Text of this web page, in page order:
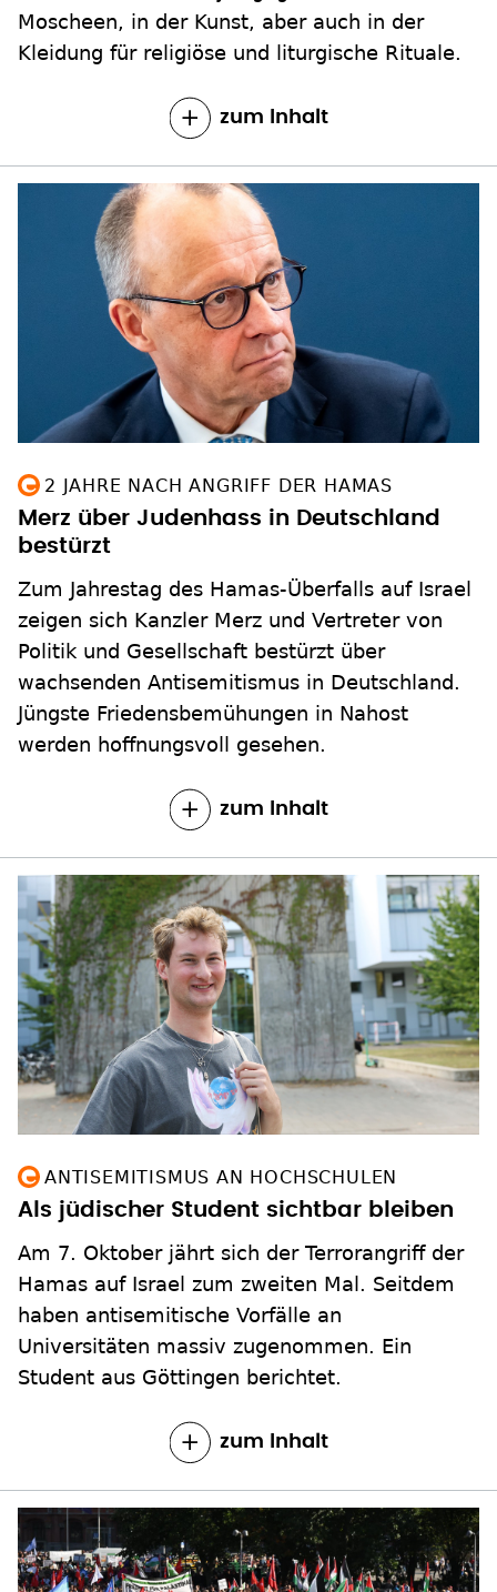
Moscheen, in der Kunst, aber auch in der
Kleidung für religiöse und liturgische Rituale.
zum Inhalt
2 JAHRE NACH ANGRIFF DER HAMAS
Merz über Judenhass in Deutschland
bestürzt
Zum Jahrestag des Hamas-Überfalls auf Israel
zeigen sich Kanzler Merz und Vertreter von
Politik und Gesellschaft bestürzt über
wachsenden Antisemitismus in Deutschland.
Jüngste Friedensbemühungen in Nahost
werden hoffnungsvoll gesehen.
zum Inhalt
ANTISEMITISMUS AN HOCHSCHULEN
Als jüdischer Student sichtbar bleiben
Am 7. Oktober jährt sich der Terrorangriff der
Hamas auf Israel zum zweiten Mal. Seitdem
haben antisemitische Vorfälle an
Universitäten massiv zugenommen. Ein
Student aus Göttingen berichtet.
zum Inhalt